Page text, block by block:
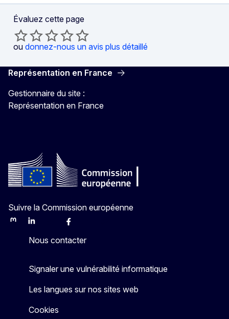
Évaluez cette page
ou donnez-nous un avis plus détaillé
Représentation en France
Gestionnaire du site :
Représentation en France
Suivre la Commission européenne
MastodonLinkedInBlueskyFacebook
Nous contacter
Signaler une vulnérabilité informatique
Les langues sur nos sites web
Cookies